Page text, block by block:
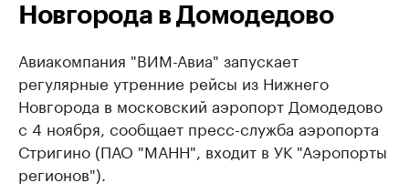
Новгорода в Домодедово
Авиакомпания "ВИМ-Авиа" запускает
регулярные утренние рейсы из Нижнего
Новгорода в московский аэропорт Домодедово
с 4 ноября, сообщает пресс-служба аэропорта
Стригино (ПАО "МАНН", входит в УК "Аэропорты
регионов").